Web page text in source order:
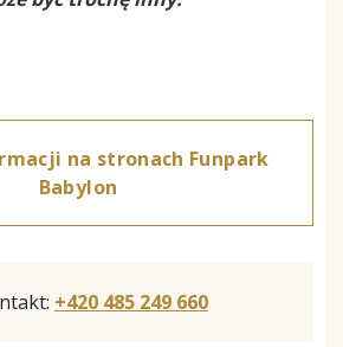
na stronach Funpark
Babylon
+420 485 249 660